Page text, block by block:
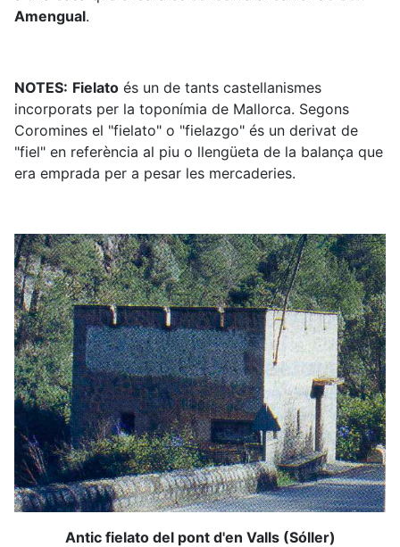
Amengual.
NOTES: Fielato és un de tants castellanismes
incorporats per la toponímia de Mallorca. Segons
Coromines el "fielato" o "fielazgo" és un derivat de
"fiel" en referència al piu o llengüeta de la balança que
era emprada per a pesar les mercaderies.
Antic fielato del pont d'en Valls (Sóller)